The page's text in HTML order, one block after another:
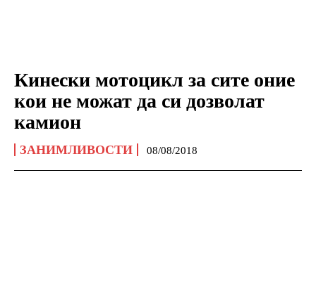
Кинески мотоцикл за сите оние
кои не можат да си дозволат
камион
ЗАНИМЛИВОСТИ 08/08/2018